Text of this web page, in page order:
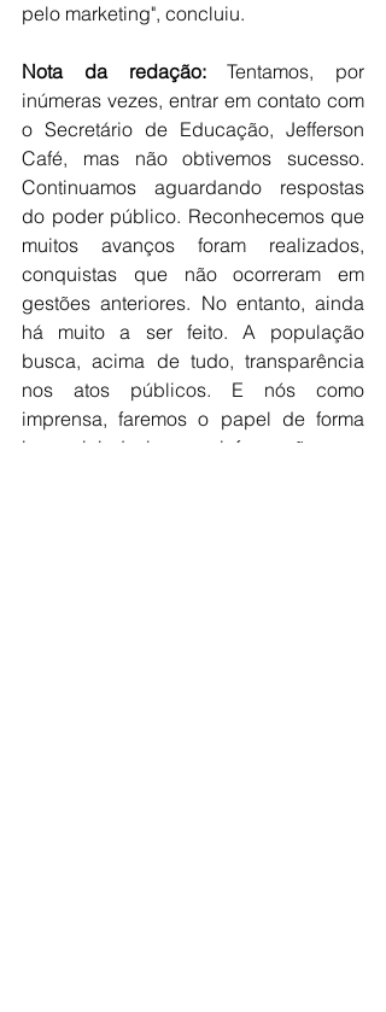
pelo marketing", concluiu.
Nota da redação: Tentamos, por
inúmeras vezes, entrar em contato com
o Secretário de Educação, Jefferson
Café, mas não obtivemos sucesso.
Continuamos aguardando respostas
do poder público. Reconhecemos que
muitos avanços foram realizados,
conquistas que não ocorreram em
gestões anteriores. No entanto, ainda
há muito a ser feito. A população
busca, acima de tudo, transparência
nos atos públicos. E nós como
imprensa, faremos o papel de forma
imparcial de levar a informação com